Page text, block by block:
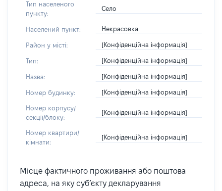
Тип населеного
пункту:
Село
Населений пункт: Некрасовка
Район у місті: [Конфіденційна інформація]
Тип: [Конфіденційна інформація]
Назва: [Конфіденційна інформація]
Номер будинку: [Конфіденційна інформація]
Номер корпусу/
секції/блоку:
[Конфіденційна інформація]
Номер квартири/
кімнати:
[Конфіденційна інформація]
Місце фактичного проживання або поштова
адреса, на яку суб’єкту декларування